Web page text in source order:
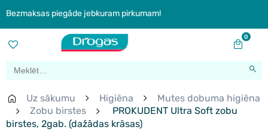
Bezmaksas piegāde jebkuram pirkumam!
0
Uz sākumu Higiēna
Mutes dobuma higiēna
Zobu birstes
PROKUDENT Ultra Soft zobu
birstes, 2gab. (dažādas krāsas)